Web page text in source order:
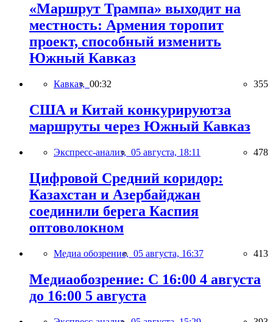
«Маршрут Трампа» выходит на
местность: Армения торопит
проект, способный изменить
Южный Кавказ
Кавказ, 00:32 355
США и Китай конкурируютза
маршруты через Южный Кавказ
Экспресс-анализ, 05 августа, 18:11 478
Цифровой Средний коридор:
Казахстан и Азербайджан
соединили берега Каспия
оптоволокном
Медиа обозрение, 05 августа, 16:37 413
Медиаобозрение: С 16:00 4 августа
до 16:00 5 августа